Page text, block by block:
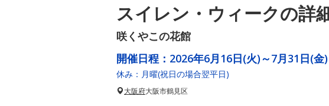
スイレン・ウィークの詳
咲くやこの花館
開催日程： 2026年6月16日(火)～7月31日(金)
休み：月曜(祝日の場合翌平日)
大阪府大阪市鶴見区